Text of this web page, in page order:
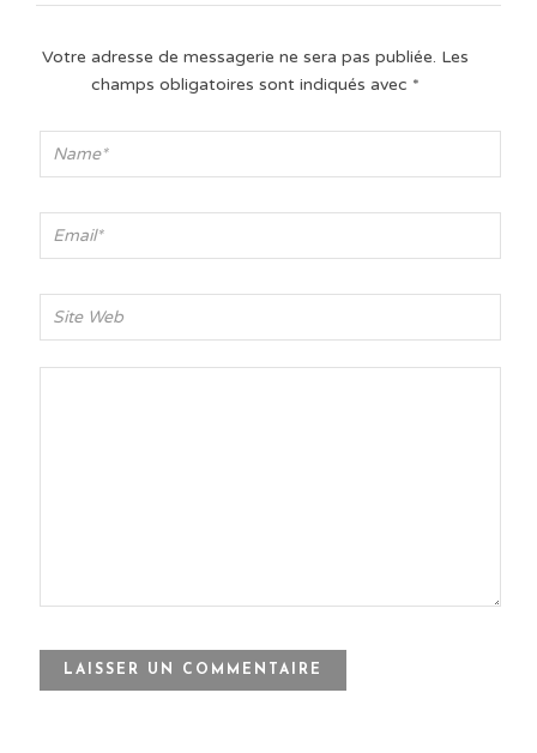
Votre adresse de messagerie ne sera pas publiée. Les
champs obligatoires sont indiqués avec *